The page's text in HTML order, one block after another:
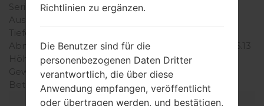
Serie
LG Stylus 3
Ausgabe
Tiefe
Abmessungen (Breite /
Höhe)
155.7 x 79.8 millimeter (6.13
x 3.14 Zoll)
Gewicht
149 gramm (5.26 unzen)
Betriebssystem
Android 7.x Nougat
Ausrüstung
Richtlinien zu ergänzen.
Die Benutzer sind für die
personenbezogenen Daten Dritter
verantwortlich, die über diese
Anwendung empfangen, veröffentlicht
oder übertragen werden, und bestätigen,